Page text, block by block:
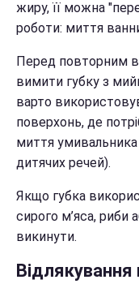
жиру, її можна
роботи: миття
Перед повторним
вимити губку з
варто
поверхонь, де
миття
дитячих речей).
Якщо губка
сирого м’яса, риби
викинути.
Відлякування